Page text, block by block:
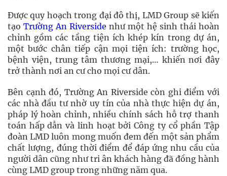
Được quy hoạch trong đại đô thị, LMD Group sẽ kiến
tạo Trường An Riverside như một hệ sinh thái hoàn
chỉnh gồm các tầng tiện ích khép kín trong dự án,
một bước chân tiếp cận mọi tiện ích: trường học,
bệnh viện, trung tâm thương mại,… khiến nơi đây
trở thành nơi an cư cho mọi cư dân.
Bên cạnh đó, Trường An Riverside còn ghi điểm với
các nhà đầu tư nhờ uy tín của nhà thực hiện dự án,
pháp lý hoàn chỉnh, nhiều chính sách hỗ trợ thanh
toán hấp dẫn và linh hoạt bởi Công ty cổ phần Tập
đoàn LMD luôn mong muốn đem đến một sản phẩm
chất lượng, đúng thời điểm để đáp ứng nhu cầu của
người dân cũng như tri ân khách hàng đã đồng hành
cùng LMD group trong những năm qua.